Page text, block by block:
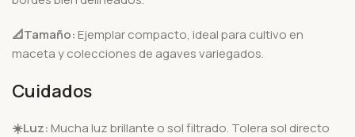
📐Tamaño: Ejemplar compacto, ideal para cultivo en
maceta y colecciones de agaves variegados.
Cuidados
☀️Luz: Mucha luz brillante o sol filtrado. Tolera sol directo